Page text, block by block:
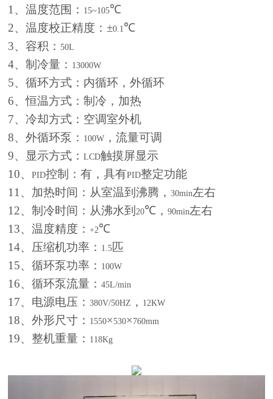
1 、温度范围： 15~105℃
2、温度校正精度：±0.1 ℃
3、容积：50L
4、制冷量： 13000W
5、循环方式：内循环，外循环
6、恒温方式：制冷，加热
7、冷却方式：空调室外机
8、外循环泵： 100W ，流量可调
9、显示方式：LCD触摸屏显示
10、PID控制：有，具有PID整定功能
11 、加热时间：从室温到沸腾，30min左右
12、制冷时间：从沸水到 20℃，90min左右
13、温度精度：+2℃
14、压缩机功率： 1.5 匹
15、循环泵功率： 100W
16、循环泵流量：45L/min
17、电源电压：380V/50HZ ， 12KW
18、外形尺寸： 1550×530× 760mm
19、整机重量： 118Kg